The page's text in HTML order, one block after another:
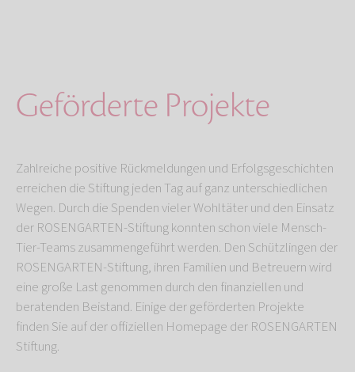
Geförderte Projekte
Zahlreiche positive Rückmeldungen und Erfolgsgeschichten
erreichen die Stiftung jeden Tag auf ganz unterschiedlichen
Wegen. Durch die Spenden vieler Wohltäter und den Einsatz
der ROSENGARTEN-Stiftung konnten schon viele Mensch-
Tier-Teams zusammengeführt werden. Den Schützlingen der
ROSENGARTEN-Stiftung, ihren Familien und Betreuern wird
eine große Last genommen durch den finanziellen und
beratenden Beistand. Einige der geförderten Projekte
finden Sie auf der offiziellen Homepage der ROSENGARTEN
Stiftung.